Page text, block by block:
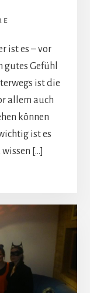
ist es – vor
gutes Gefühl
ist die
allem auch
können
ist es
[…]